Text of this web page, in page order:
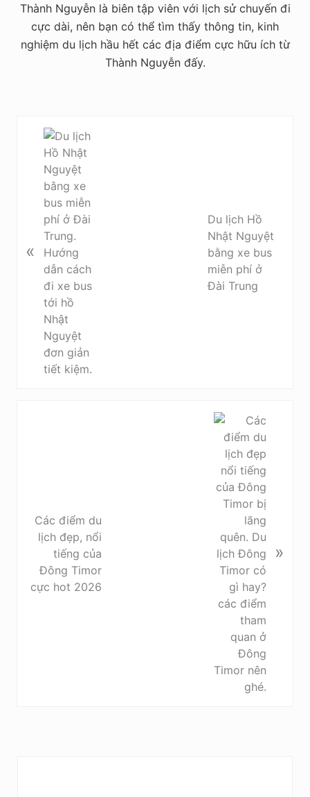
Thành Nguyễn là biên tập viên với lịch sử chuyến đi
cực dài, nên bạn có thể tìm thấy thông tin, kinh
nghiệm du lịch hầu hết các địa điểm cực hữu ích từ
Thành Nguyễn đấy.
s
«
Du lịch Hồ
Nhật Nguyệt
bằng xe bus
miễn phí ở
Đài Trung
Các điểm du
lịch đẹp, nổi
tiếng của
Đông Timor
cực hot 2026
»